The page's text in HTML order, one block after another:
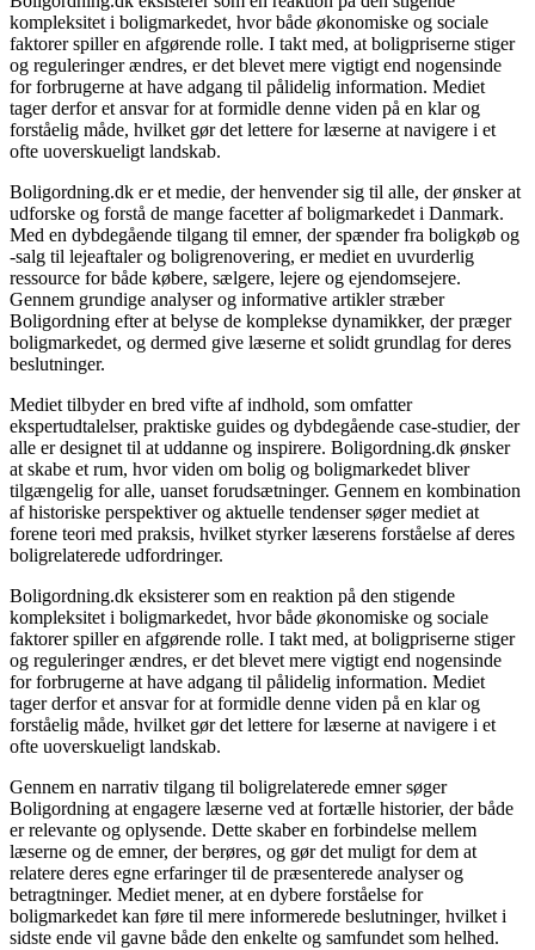
kompleksitet i boligmarkedet, hvor både økonomiske og sociale
faktorer spiller en afgørende rolle. I takt med, at boligpriserne stiger
og reguleringer ændres, er det blevet mere vigtigt end nogensinde
for forbrugerne at have adgang til pålidelig information. Mediet
tager derfor et ansvar for at formidle denne viden på en klar og
forståelig måde, hvilket gør det lettere for læserne at navigere i et
ofte uoverskueligt landskab.
Boligordning.dk er et medie, der henvender sig til alle, der ønsker at
udforske og forstå de mange facetter af boligmarkedet i Danmark.
Med en dybdegående tilgang til emner, der spænder fra boligkøb og
-salg til lejeaftaler og boligrenovering, er mediet en uvurderlig
ressource for både købere, sælgere, lejere og ejendomsejere.
Gennem grundige analyser og informative artikler stræber
Boligordning efter at belyse de komplekse dynamikker, der præger
boligmarkedet, og dermed give læserne et solidt grundlag for deres
beslutninger.
Mediet tilbyder en bred vifte af indhold, som omfatter
ekspertudtalelser, praktiske guides og dybdegående case-studier, der
alle er designet til at uddanne og inspirere. Boligordning.dk ønsker
at skabe et rum, hvor viden om bolig og boligmarkedet bliver
tilgængelig for alle, uanset forudsætninger. Gennem en kombination
af historiske perspektiver og aktuelle tendenser søger mediet at
forene teori med praksis, hvilket styrker læserens forståelse af deres
boligrelaterede udfordringer.
Boligordning.dk eksisterer som en reaktion på den stigende
kompleksitet i boligmarkedet, hvor både økonomiske og sociale
faktorer spiller en afgørende rolle. I takt med, at boligpriserne stiger
og reguleringer ændres, er det blevet mere vigtigt end nogensinde
for forbrugerne at have adgang til pålidelig information. Mediet
tager derfor et ansvar for at formidle denne viden på en klar og
forståelig måde, hvilket gør det lettere for læserne at navigere i et
ofte uoverskueligt landskab.
Gennem en narrativ tilgang til boligrelaterede emner søger
Boligordning at engagere læserne ved at fortælle historier, der både
er relevante og oplysende. Dette skaber en forbindelse mellem
læserne og de emner, der berøres, og gør det muligt for dem at
relatere deres egne erfaringer til de præsenterede analyser og
betragtninger. Mediet mener, at en dybere forståelse for
boligmarkedet kan føre til mere informerede beslutninger, hvilket i
sidste ende vil gavne både den enkelte og samfundet som helhed.